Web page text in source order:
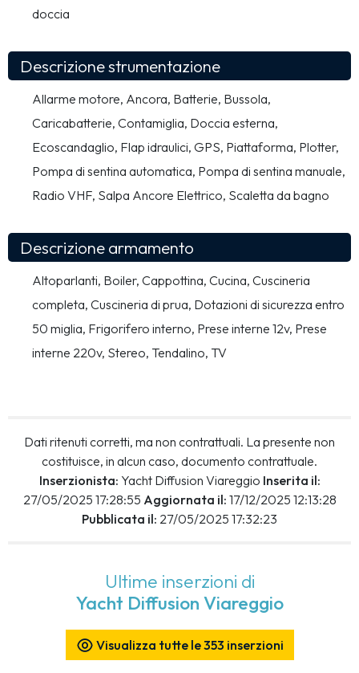
doccia
Descrizione strumentazione
Allarme motore, Ancora, Batterie, Bussola,
Caricabatterie, Contamiglia, Doccia esterna,
Ecoscandaglio, Flap idraulici, GPS, Piattaforma, Plotter,
Pompa di sentina automatica, Pompa di sentina manuale,
Radio VHF, Salpa Ancore Elettrico, Scaletta da bagno
Descrizione armamento
Altoparlanti, Boiler, Cappottina, Cucina, Cuscineria
completa, Cuscineria di prua, Dotazioni di sicurezza entro
50 miglia, Frigorifero interno, Prese interne 12v, Prese
interne 220v, Stereo, Tendalino, TV
Dati ritenuti corretti, ma non contrattuali. La presente non
costituisce, in alcun caso, documento contrattuale.
Inserzionista: Yacht Diffusion Viareggio Inserita il:
27/05/2025 17:28:55 Aggiornata il: 17/12/2025 12:13:28
Pubblicata il: 27/05/2025 17:32:23
Ultime inserzioni di
Yacht Diffusion Viareggio
Visualizza tutte le 353 inserzioni